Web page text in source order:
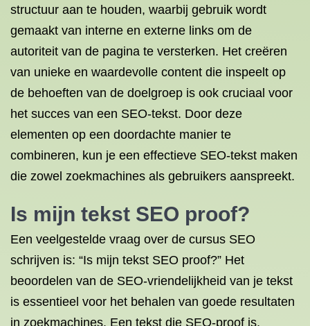
structuur aan te houden, waarbij gebruik wordt
gemaakt van interne en externe links om de
autoriteit van de pagina te versterken. Het creëren
van unieke en waardevolle content die inspeelt op
de behoeften van de doelgroep is ook cruciaal voor
het succes van een SEO-tekst. Door deze
elementen op een doordachte manier te
combineren, kun je een effectieve SEO-tekst maken
die zowel zoekmachines als gebruikers aanspreekt.
Is mijn tekst SEO proof?
Een veelgestelde vraag over de cursus SEO
schrijven is: “Is mijn tekst SEO proof?” Het
beoordelen van de SEO-vriendelijkheid van je tekst
is essentieel voor het behalen van goede resultaten
in zoekmachines. Een tekst die SEO-proof is,